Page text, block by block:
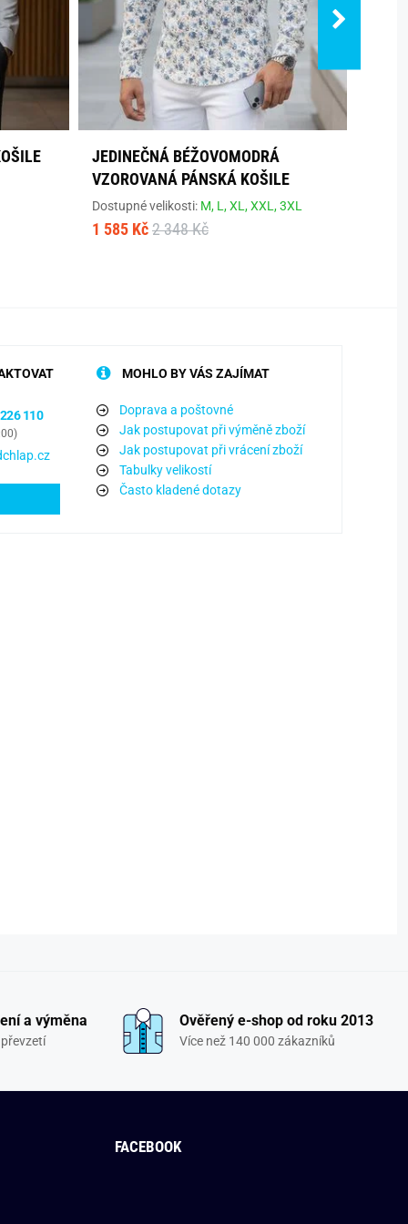
JEDINEČNÁ BÉŽOVOMODRÁ
VZOROVANÁ PÁNSKÁ KOŠILE
Dostupné velikosti: M, L,XL,XXL,3XL
1 585 Kč 2 348 Kč
110
MOHLO BY VÁS ZAJÍMAT
Doprava a poštovné
Jak postupovat při výměně zboží
Jak postupovat při vrácení zboží
Tabulky velikostí
Často kladené dotazy
a výměna Ověřený e-shop od roku 2013
Více než 140 000 zákazníků
FACEBOOK